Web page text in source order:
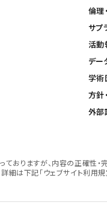
倫理
サプ
活動
デー
学術
方針
外部
おりますが、内容の正確性
は下記「ウェブサイト利用規